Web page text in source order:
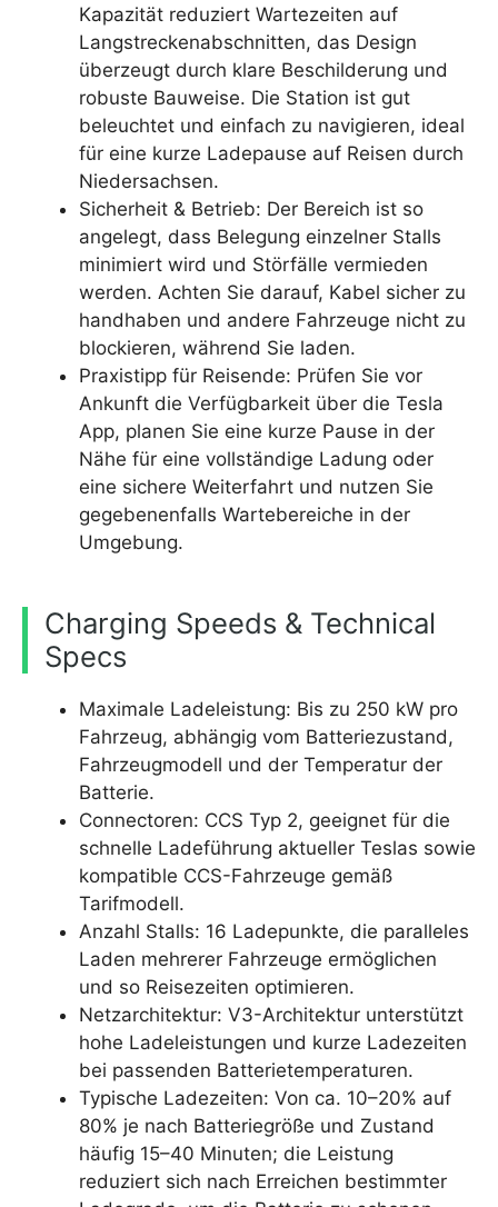
Kapazität reduziert Wartezeiten auf
Langstreckenabschnitten, das Design
überzeugt durch klare Beschilderung und
robuste Bauweise. Die Station ist gut
beleuchtet und einfach zu navigieren, ideal
für eine kurze Ladepause auf Reisen durch
Niedersachsen.
Sicherheit & Betrieb: Der Bereich ist so
angelegt, dass Belegung einzelner Stalls
minimiert wird und Störfälle vermieden
werden. Achten Sie darauf, Kabel sicher zu
handhaben und andere Fahrzeuge nicht zu
blockieren, während Sie laden.
Praxistipp für Reisende: Prüfen Sie vor
Ankunft die Verfügbarkeit über die Tesla
App, planen Sie eine kurze Pause in der
Nähe für eine vollständige Ladung oder
eine sichere Weiterfahrt und nutzen Sie
gegebenenfalls Wartebereiche in der
Umgebung.
Charging Speeds & Technical
Specs
Maximale Ladeleistung: Bis zu 250 kW pro
Fahrzeug, abhängig vom Batteriezustand,
Fahrzeugmodell und der Temperatur der
Batterie.
Connectoren: CCS Typ 2, geeignet für die
schnelle Ladeführung aktueller Teslas sowie
kompatible CCS-Fahrzeuge gemäß
Tarifmodell.
Anzahl Stalls: 16 Ladepunkte, die paralleles
Laden mehrerer Fahrzeuge ermöglichen
und so Reisezeiten optimieren.
Netzarchitektur: V3-Architektur unterstützt
hohe Ladeleistungen und kurze Ladezeiten
bei passenden Batterietemperaturen.
Typische Ladezeiten: Von ca. 10–20% auf
80% je nach Batteriegröße und Zustand
häufig 15–40 Minuten; die Leistung
reduziert sich nach Erreichen bestimmter